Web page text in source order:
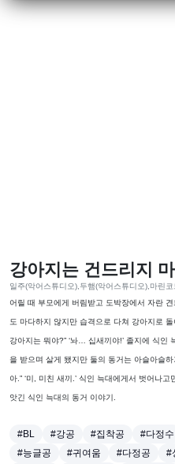
강아지는 건드리지
일주(악어스튜디오),두햄(악어스튜디오),마린코
어릴 때 부모에게 버림받고 도박장에서 자란
도 마다하지 않지만 습격으로 다쳐 강아지로
강아지는 뭐야?” ‘놔… 십새끼야!’ 졸지에 식
을 받으며 살게 됐지만 둘의 동거는 아슬아슬
아.” ‘미, 미친 새끼.’ 식인 늑대에게서 벗어나
앗긴 식인 늑대의 동거 이야기.
#BL #강공 #집착공 #다정수
#능글공
#귀여움 #다정공 #